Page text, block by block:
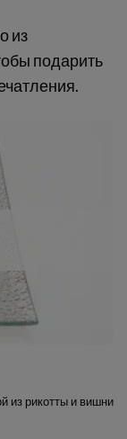
из
подарить
из рикотты и вишни